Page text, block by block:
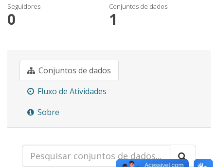
Seguidores
0
Conjuntos de dados
1
Conjuntos de dados
Fluxo de Atividades
Sobre